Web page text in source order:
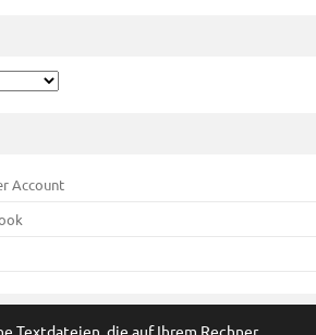
Account
Textdateien, die auf Ihrem Rechner